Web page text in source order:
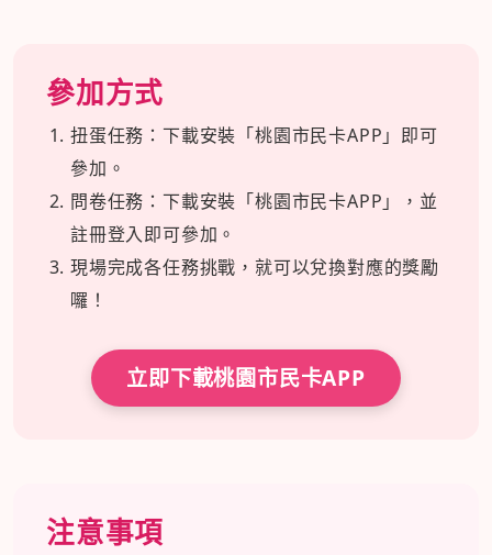
參加方式
扭蛋任務：下載安裝「桃園市民卡APP」即可
參加。
問卷任務：下載安裝「桃園市民卡APP」，並
註冊登入即可參加。
現場完成各任務挑戰，就可以兌換對應的獎勵
囉！
立即下載桃園市民卡APP
注意事項